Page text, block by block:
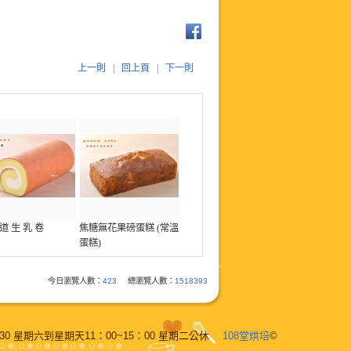
上一則 回上頁 下一則
生 乳 卷
焦糖無花果磅蛋糕 (常溫
蛋糕)
今日瀏覽人數： 423 總瀏覽人數： 1518393
星期六到星期天11：00~15：00 星期二公休 108堂烘培©